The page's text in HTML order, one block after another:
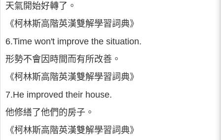
天氣開始好轉了。
《柯林斯高階英漢雙解學習詞典》
6.Time won't improve the situation.
形勢不會因時間而有所改善。
《柯林斯高階英漢雙解學習詞典》
7.He improved their house.
他修繕了他們的房子。
《柯林斯高階英漢雙解學習詞典》